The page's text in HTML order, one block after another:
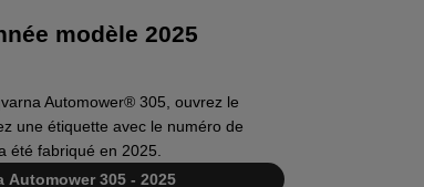
modèle 2025
Automower® 305, ouvrez le
une étiquette avec le numéro de
été fabriqué en 2025.
305 - 2025